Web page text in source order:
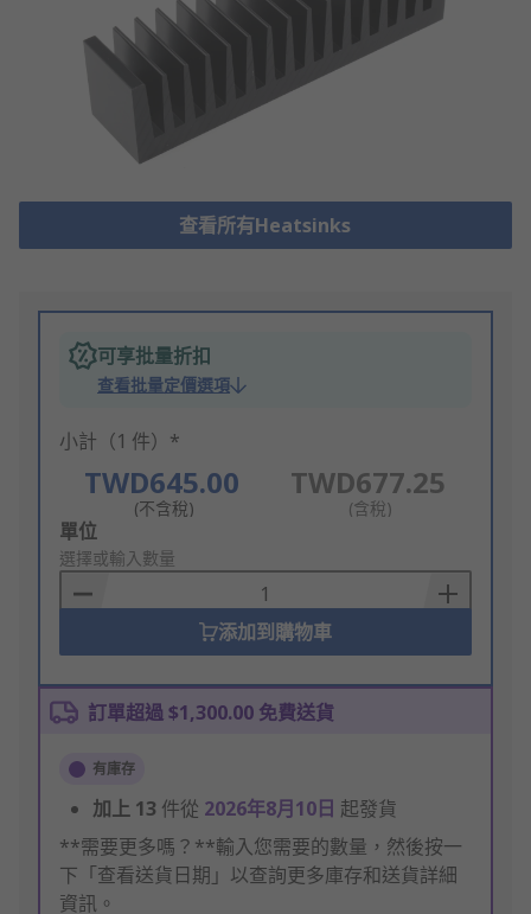
查看所有Heatsinks
可享批量折扣
查看批量定價選項
小計（1 件）*
TWD645.00
(不含稅)
TWD677.25
(含稅)
Add
to
Basket
單位
選擇或輸入數量
添加到購物車
訂單超過 $1,300.00 免費送貨
有庫存
加上 13 件從 2026年8月10日 起發貨
**需要更多嗎？**輸入您需要的數量，然後按一
下「查看送貨日期」以查詢更多庫存和送貨詳細
資訊。